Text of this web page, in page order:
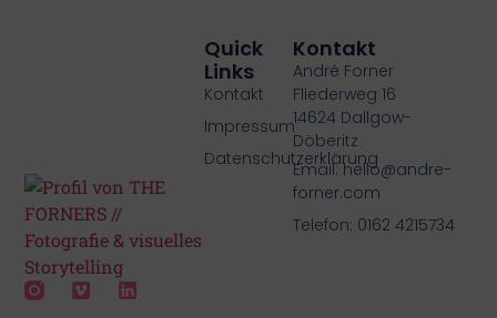
Quick
Links
Kontakt
Impressum
Datenschutzerklärung
Kontakt
André Forner
Fliederweg 16
14624 Dallgow-
Döberitz
Email: hello@andre-
forner.com
Telefon: 0162 4215734